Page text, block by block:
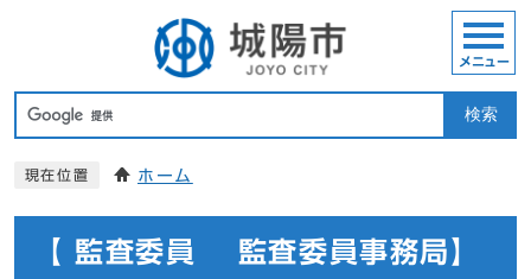
検索
メニュー
現在位置 ホーム
【 監査委員 監査委員事務局】